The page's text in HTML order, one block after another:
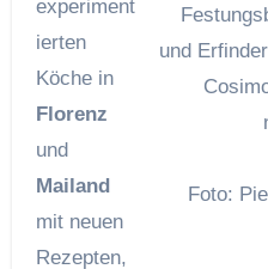
und
Foto:
experiment
ierten
Köche in
Florenz
und
Mailand
mit neuen
Rezepten,